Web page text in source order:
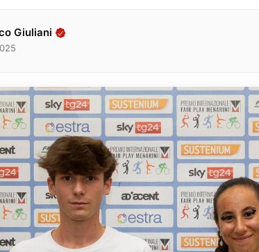
Giuliani